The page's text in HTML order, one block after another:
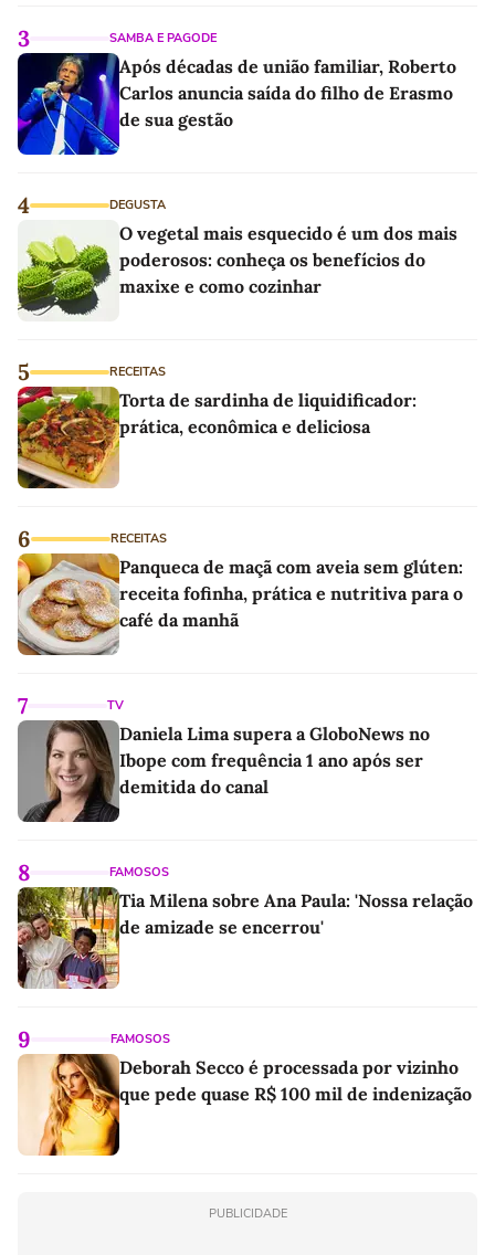
3 SAMBA E PAGODE
Após décadas de união familiar, Roberto
Carlos anuncia saída do filho de Erasmo
de sua gestão
4 DEGUSTA
O vegetal mais esquecido é um dos mais
poderosos: conheça os benefícios do
maxixe e como cozinhar
5 RECEITAS
Torta de sardinha de liquidificador:
prática, econômica e deliciosa
6 RECEITAS
Panqueca de maçã com aveia sem glúten:
receita fofinha, prática e nutritiva para o
café da manhã
7 TV
Daniela Lima supera a GloboNews no
Ibope com frequência 1 ano após ser
demitida do canal
8 FAMOSOS
Tia Milena sobre Ana Paula: 'Nossa relação
de amizade se encerrou'
9 FAMOSOS
Deborah Secco é processada por vizinho
que pede quase R$ 100 mil de indenização
PUBLICIDADE